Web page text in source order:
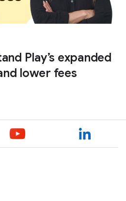
Play’s expanded
lower fees